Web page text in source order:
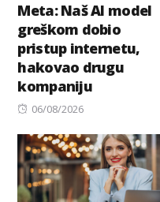
Meta: Naš AI model
greškom dobio
pristup internetu,
hakovao drugu
kompaniju
Posted
06/08/2026